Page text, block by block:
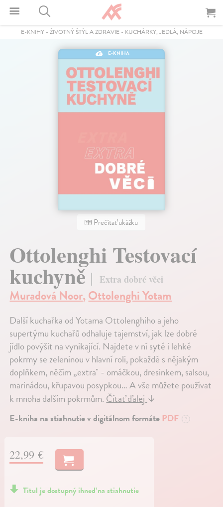
E-KNIHY- ŽIVOTNÝ ŠTÝL A ZDRAVIE- KUCHÁRKY, JEDLÁ, NÁPOJE
E-KNIHA
Prečítať ukážku
Ottolenghi Testovací
kuchyně Extra dobré věci
Muradová Noor,Ottolenghi Yotam
Další kuchařka od Yotama Ottolenghiho a jeho
supertýmu kuchařů odhaluje tajemství, jak lze dobré
jídlo povýšit na vynikající. Najdete v ní syté i lehké
pokrmy se zeleninou v hlavní roli, pokaždé s nějakým
doplňkem, něčím „extra" - omáčkou, dresinkem, salsou,
marinádou, křupavou posypkou… A vše můžete používat
k mnoha dalším pokrmům.Čítať ďalej↓
E-kniha na stiahnutie v digitálnom formáte PDF ?
22,99 €
Titul je dostupný ihneď na stiahnutie